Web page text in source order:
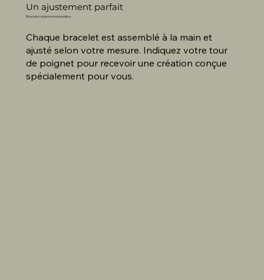
Un ajustement parfait
Bracelets pierres naturelles
Chaque bracelet est assemblé à la main et
ajusté selon votre mesure. Indiquez votre tour
de poignet pour recevoir une création conçue
spécialement pour vous.